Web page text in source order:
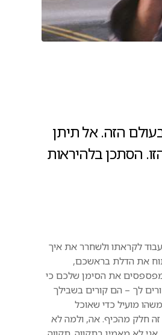
הזה. אל תיתן
הסתכן בלהיראות
לקראתו ולשחרר את איך
את הדלת בראשכם,
את הסימן שלכם כי
לך – הם קורים בשבילך
מועיל כדי שאוכל
חלק מהכיף. אה, ולמה לא